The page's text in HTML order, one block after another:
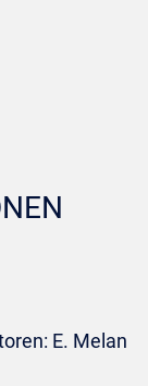
E. Melan